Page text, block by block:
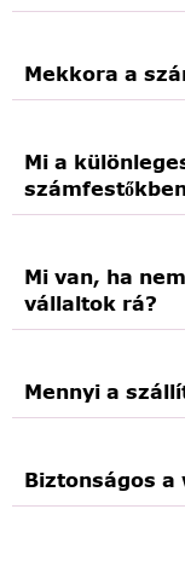
Mekkora a
Mi a
Mi van, ha
vállaltok rá?
Mennyi a
Biztonságos